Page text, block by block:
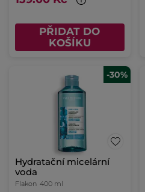
PŘIDAT DO
KOŠÍKU
-30%
Hydratační micelární
voda
Flakon 400 ml